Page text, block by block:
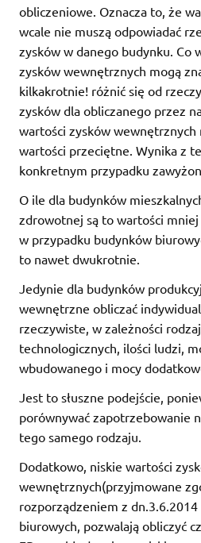
obliczeniowe. Oznacza to, że
wcale nie muszą odpowiadać
zysków w danego budynku. Co
zysków wewnętrznych mogą
kilkakrotnie! różnić się od
zysków dla obliczanego przez
wartości zysków
wartości przeciętne. Wynika z
konkretnym przypadku
O ile dla budynków
zdrowotnej są to wartości
w przypadku budynków
to nawet dwukrotnie.
Jedynie dla budynków
wewnętrzne obliczać
rzeczywiste, w zależności
technologicznych, ilości ludzi,
wbudowanego i mocy
Jest to słuszne podejście,
porównywać zapotrzebowanie
tego samego rodzaju.
Dodatkowo, niskie wartości
wewnętrznych(przyjmowane
rozporządzeniem z
biurowych, pozwalają obliczyć